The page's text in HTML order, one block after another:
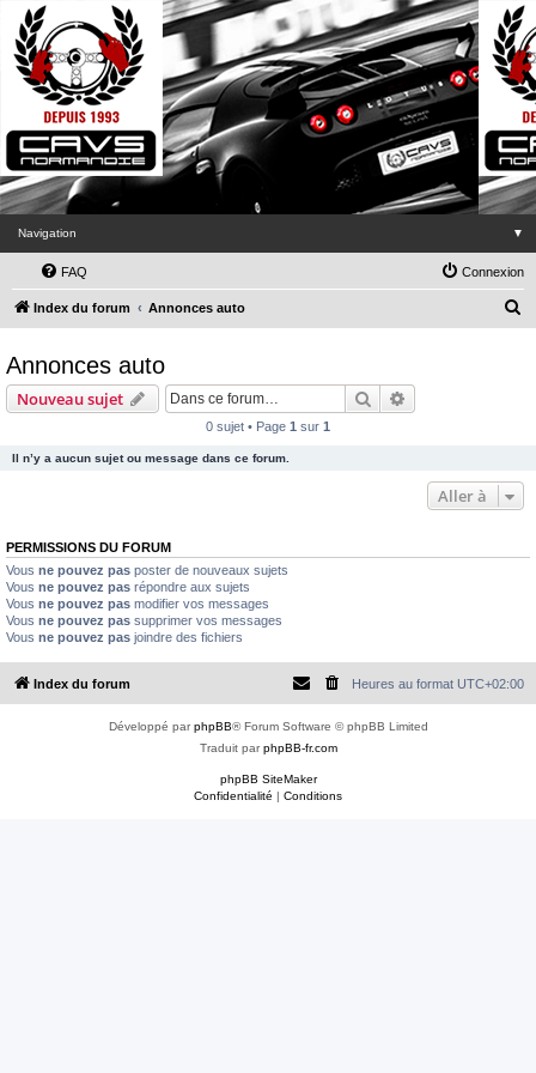
Navigation ▼
FAQ Connexion
Index du forum Annonces auto
h
Annonces auto
Nouveau sujet Rechercher
0 sujet • Page 1 sur 1
Il n’y a aucun sujet ou message dans ce forum.
Aller à
PERMISSIONS DU FORUM
Vous ne pouvez pas poster de nouveaux sujets
Vous ne pouvez pas répondre aux sujets
Vous ne pouvez pas modifier vos messages
Vous ne pouvez pas supprimer vos messages
Vous ne pouvez pas joindre des fichiers
Index du forum Heures au format UTC+02:00
Développé parphpBB® Forum Software © phpBB Limited
Traduit parphpBB-fr.com
phpBB SiteMaker
Confidentialité | Conditions